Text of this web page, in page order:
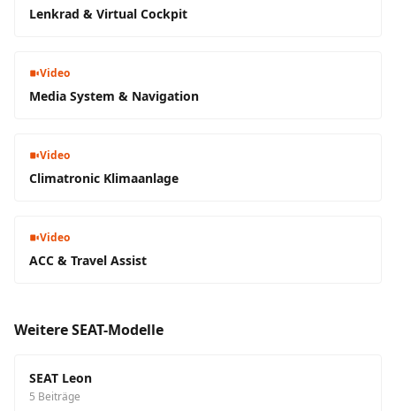
Lenkrad & Virtual Cockpit
Video
Media System & Navigation
Video
Climatronic Klimaanlage
Video
ACC & Travel Assist
Weitere SEAT-Modelle
SEAT Leon
5 Beiträge